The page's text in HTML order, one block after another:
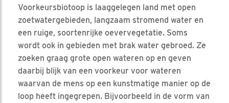
Voorkeursbiotoop is laaggelegen land met open
zoetwatergebieden, langzaam stromend water en
een ruige, soortenrijke oevervegetatie. Soms
wordt ook in gebieden met brak water gebroed. Ze
zoeken graag grote open wateren op en geven
daarbij blijk van een voorkeur voor wateren
waarvan de mens op een kunstmatige manier op de
loop heeft ingegrepen. Bijvoorbeeld in de vorm van